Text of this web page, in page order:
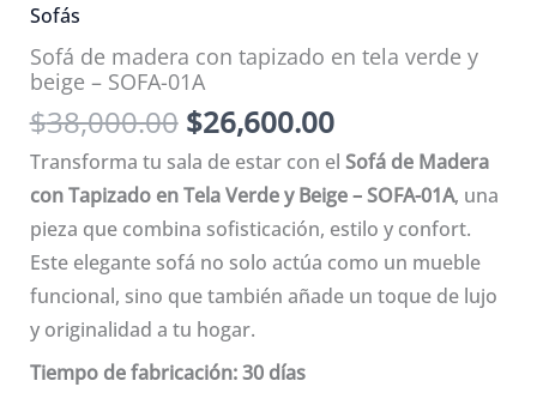
Sofás
Sofá de madera con tapizado en tela verde y
beige – SOFA-01A
$38,000.00 El
precio
original
era:
$38,000.00.
$26,600.00El
precio
actual
es:
$26,600.00.
Transforma tu sala de estar con el Sofá de Madera
con Tapizado en Tela Verde y Beige – SOFA-01A, una
pieza que combina sofisticación, estilo y confort.
Este elegante sofá no solo actúa como un mueble
funcional, sino que también añade un toque de lujo
y originalidad a tu hogar.
Tiempo de fabricación: 30 días